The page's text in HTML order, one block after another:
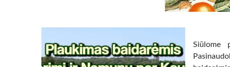
Siūlome